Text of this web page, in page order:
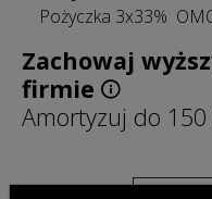
Pożyczka 3x33%
Zachowaj
firmie
Amortyzuj do 150